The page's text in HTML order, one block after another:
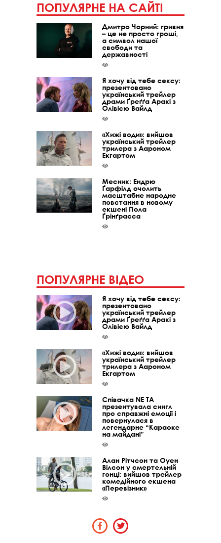
ПОПУЛЯРНЕ НА САЙТІ
Дмитро Чорний: гривня
– це не просто гроші,
а символ нашої
свободи та
державності
Я хочу від тебе сексу:
презентовано
український трейлер
драми Ґреґґа Аракі з
Олівією Вайлд
«Хижі води»: вийшов
український трейлер
трилера з Аароном
Екгартом
Месник: Ендрю
Ґарфілд очолить
масштабне народне
повстання в новому
екшені Пола
Ґрінґрасса
ПОПУЛЯРНЕ ВІДЕО
Я хочу від тебе сексу:
презентовано
український трейлер
драми Ґреґґа Аракі з
Олівією Вайлд
«Хижі води»: вийшов
український трейлер
трилера з Аароном
Екгартом
Співачка NE TA
презентувала сингл
про справжні емоції і
повернулася в
легендарне “Караоке
на майдані”
Алан Рітчсон та Оуен
Вілсон у смертельній
гонці: вийшов трейлер
комедійного екшена
«Перевізник»